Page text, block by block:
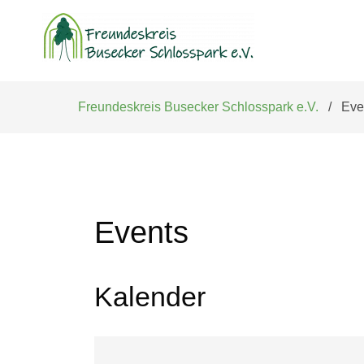
Navigation
überspringen
Freundeskreis Busecker Schlosspark e.V.
Events
Kalender